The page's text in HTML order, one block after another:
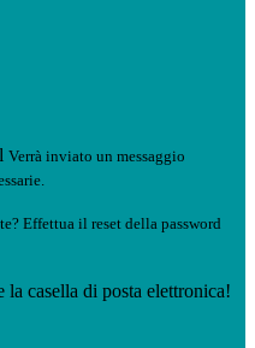
Verrà inviato un messaggio
Effettua il reset della password
casella di posta elettronica!